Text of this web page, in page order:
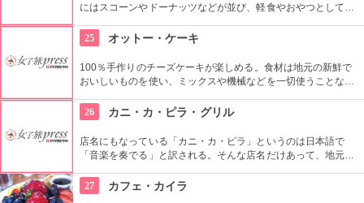
にはスコーンやドーナッツなどが並び、軽食やおやつとして買
り、それがまたフレッシュでおいしい。コーヒーもあるため、
一服したいときにお勧めしたいお店。
25 オットー・ケーキ
100％手作りのチーズケーキが楽しめる。食材は地元の新鮮で
おいしいものを使い、ミックスや機械などを一切使うことな
上るのだとか。テイクアウト用にショーケースにもいくつか並
んでいるので、お土産にもおやつにもちょうどいい。
26 カニ・カ・ピラ・グリル
店名にもなっている「カニ・カ・ピラ」というのは日本語で
「音楽を奏でる」と訳される。そんな店名だけあって、地元ミ
ージックで楽しませてくれるレストランだ。アウトリガー・リ
ーフ・オン・ザ・ビーチ内のプールサイドにあるから雰囲気も
27 カフェ・カイラ